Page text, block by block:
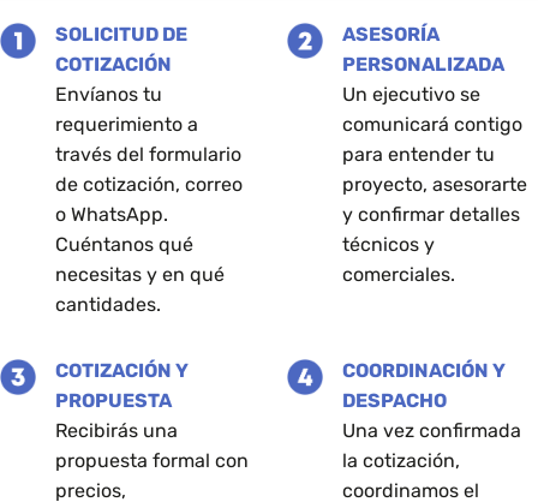
SOLICITUD DE
COTIZACIÓN
Envíanos tu
requerimiento a
través del formulario
de cotización, correo
o WhatsApp.
Cuéntanos qué
necesitas y en qué
cantidades.
ASESORÍA
PERSONALIZADA
Un ejecutivo se
comunicará contigo
para entender tu
proyecto, asesorarte
y confirmar detalles
técnicos y
comerciales.
COTIZACIÓN Y
PROPUESTA
Recibirás una
propuesta formal con
precios,
COORDINACIÓN Y
DESPACHO
Una vez confirmada
la cotización,
coordinamos el